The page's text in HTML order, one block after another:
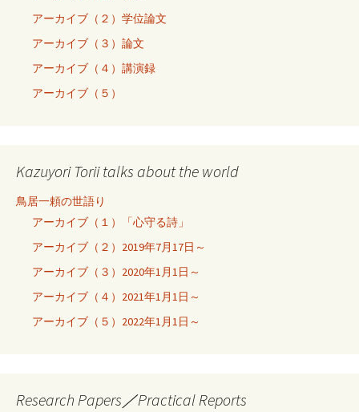
アーカイブ（２）学位論文
アーカイブ（３）論文
アーカイブ（４）講演録
アーカイブ（５）
Kazuyori Torii talks about the world
鳥居一頼の世語り
アーカイブ（１）「心守る詩」
アーカイブ（２）2019年7月17日～
アーカイブ（３）2020年1月1日～
アーカイブ（４）2021年1月1日～
アーカイブ（５）2022年1月1日～
Research Papers／Practical Reports